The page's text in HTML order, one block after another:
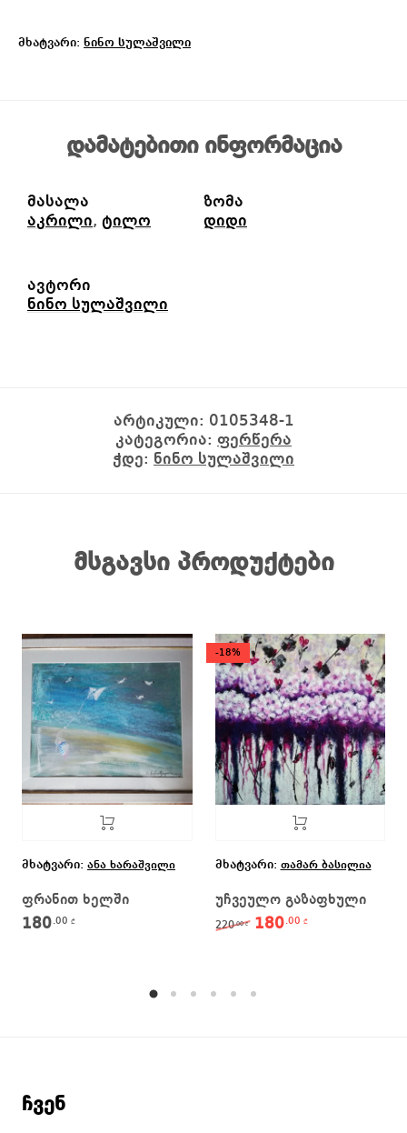
მხატვარი: ნინო სულაშვილი
დამატებითი ინფორმაცია
მასალა
აკრილი, ტილო
ზომა
დიდი
ავტორი
ნინო სულაშვილი
არტიკული: 0105348-1
კატეგორია: ფერწერა
ჭდე: ნინო სულაშვილი
მსგავსი პროდუქტები
მხატვარი: ანა ხარაშვილი
ფრანით ხელში
180.00 ₾
-18%
მხატვარი: თამარ ბასილია
უჩვეულო გაზაფხული
220.00₾ Original price was:
180.00₾
ჩვენ